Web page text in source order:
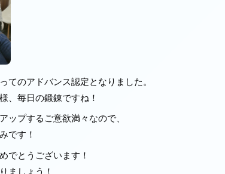
てのアドバンス認定となりました。
、毎日の鍛錬ですね！
ップするご意欲満々なので、
です！
でとうございます！
ましょう！